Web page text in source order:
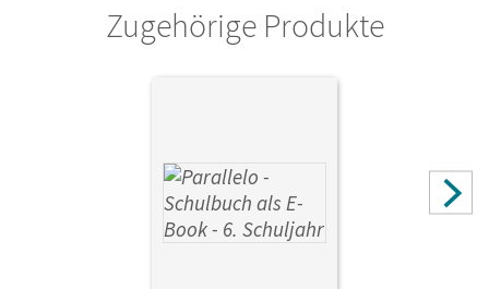
Zugehörige Produkte